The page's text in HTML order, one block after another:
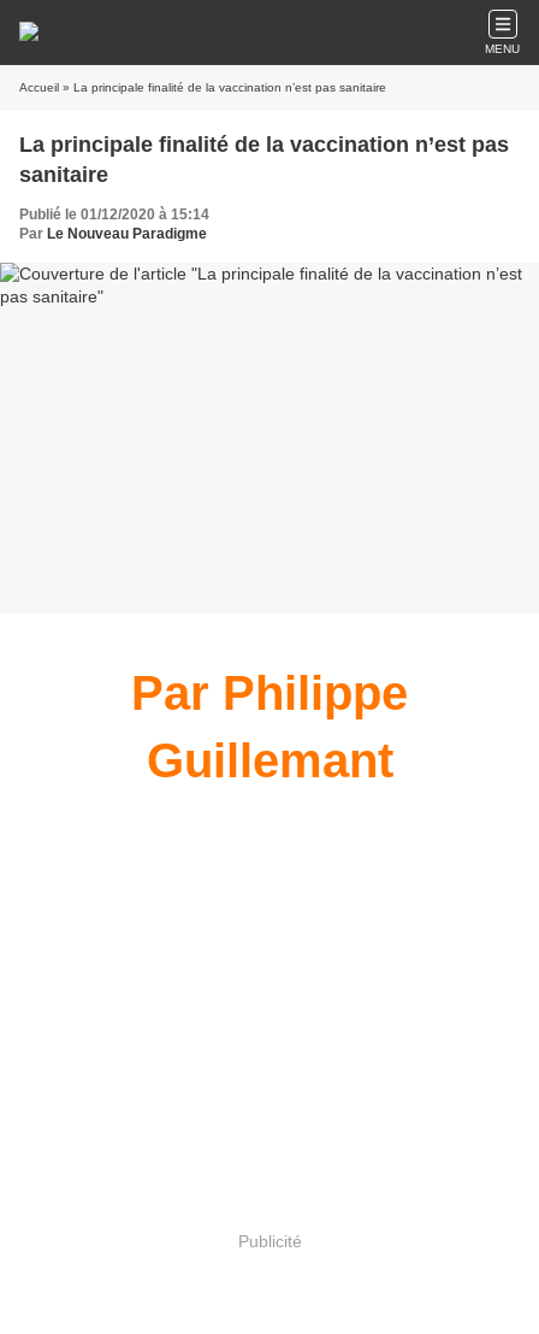
MENU
Accueil » La principale finalité de la vaccination n’est pas sanitaire
La principale finalité de la vaccination n’est pas
sanitaire
Publié le 01/12/2020 à 15:14
Par Le Nouveau Paradigme
Par Philippe
Guillemant
Publicité